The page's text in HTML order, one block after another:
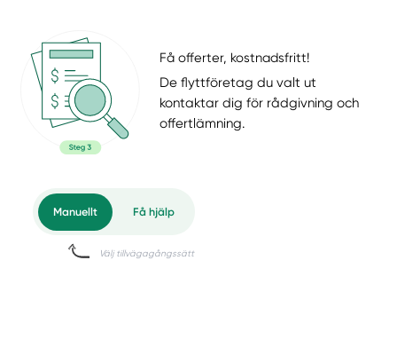
Få offerter, kostnadsfritt!
De flyttföretag du valt ut
kontaktar dig för rådgivning och
offertlämning.